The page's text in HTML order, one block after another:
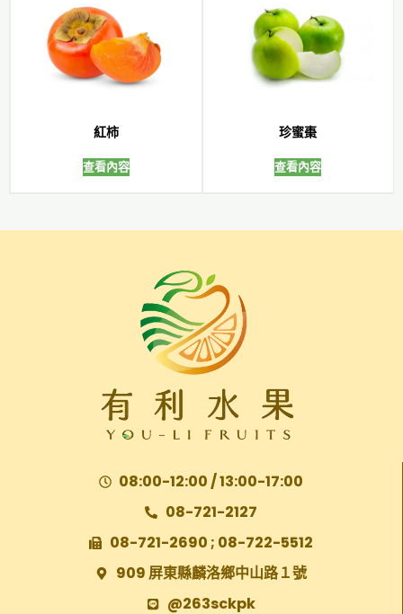
紅柿
查看內容
珍蜜棗
查看內容
08:00-12:00 / 13:00-17:00
08-721-2127
08-721-2690 ; 08-722-5512
909 屏東縣麟洛鄉中山路１號
@263sckpk